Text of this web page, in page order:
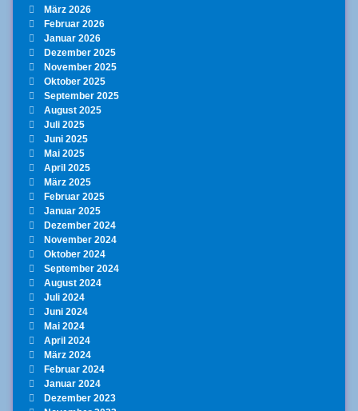
März 2026
Februar 2026
Januar 2026
Dezember 2025
November 2025
Oktober 2025
September 2025
August 2025
Juli 2025
Juni 2025
Mai 2025
April 2025
März 2025
Februar 2025
Januar 2025
Dezember 2024
November 2024
Oktober 2024
September 2024
August 2024
Juli 2024
Juni 2024
Mai 2024
April 2024
März 2024
Februar 2024
Januar 2024
Dezember 2023